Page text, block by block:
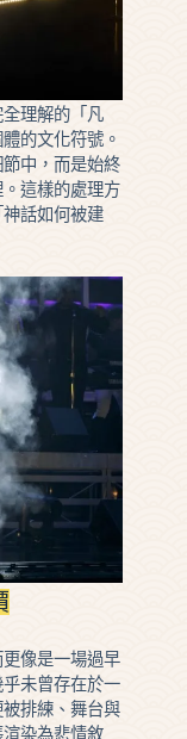
理解的「凡
的文化符號。
中，而是始終
這樣的處理方
話如何被建
像是一場過早
未曾存在於一
排練、舞台與
染為悲情敘